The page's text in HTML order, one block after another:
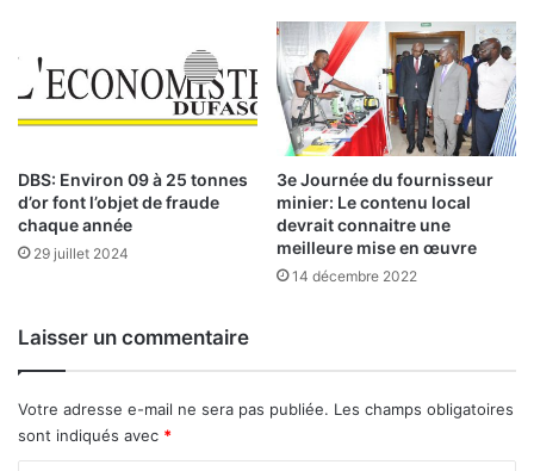
s
l
u
r
e
s
a
C
2
0
a
d
u
3
0
r
2
0
2
DBS: Environ 09 à 25 tonnes
d’or font l’objet de fraude
chaque année
29 juillet 2024
3e Journée du fournisseur
minier: Le contenu local
devrait connaitre une
meilleure mise en œuvre
14 décembre 2022
Laisser un commentaire
Votre adresse e-mail ne sera pas publiée. Les champs obligatoires
sont indiqués avec *